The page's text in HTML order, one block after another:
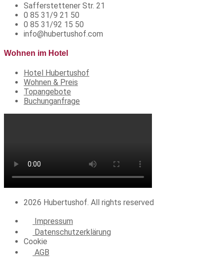
Safferstettener Str. 21
0 85 31/9 21 50
0 85 31/92 15 50
info@hubertushof.com
Wohnen im Hotel
Hotel Hubertushof
Wohnen & Preis
Topangebote
Buchunganfrage
2026 Hubertushof. All rights reserved
Impressum
Datenschutzerklärung
Cookie
AGB